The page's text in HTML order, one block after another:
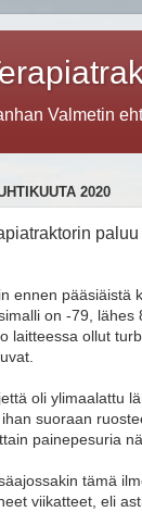
Valmetin
2020
paluu
ennen pääsiäistä
on -79, lähes
laitteessa ollut
oli ylimaalattu
suoraan
painepesuria
tämä
viikatteet, eli